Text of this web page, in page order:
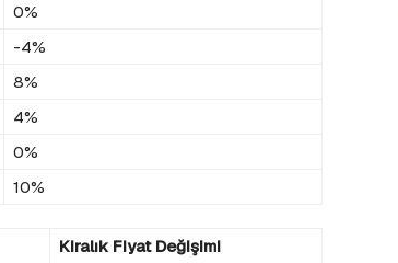
0%
-4%
8%
4%
0%
10%
Kiralık Fiyat Değişimi